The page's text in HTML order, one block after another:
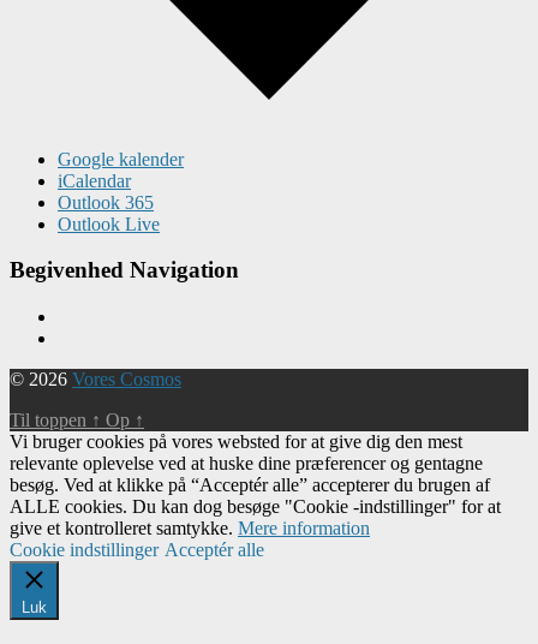
Google kalender
iCalendar
Outlook 365
Outlook Live
Begivenhed Navigation
© 2026 Vores Cosmos
Til toppen ↑ Op ↑
Vi bruger cookies på vores websted for at give dig den mest
relevante oplevelse ved at huske dine præferencer og gentagne
besøg. Ved at klikke på “Acceptér alle” accepterer du brugen af ​​
ALLE cookies. Du kan dog besøge "Cookie -indstillinger" for at
give et kontrolleret samtykke. Mere information
Cookie indstillinger Acceptér alle
Luk